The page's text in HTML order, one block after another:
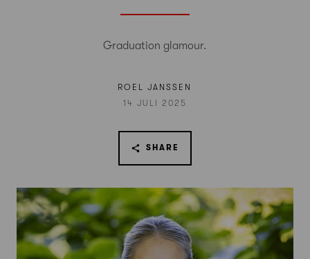
Graduation glamour.
ROEL JANSSEN
14 JULI 2025
SHARE